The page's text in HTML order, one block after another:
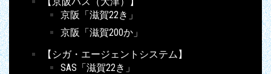
京阪「滋賀22き」
京阪「滋賀200か」
【シガ・エージェントシステム】
SAS「滋賀22き」